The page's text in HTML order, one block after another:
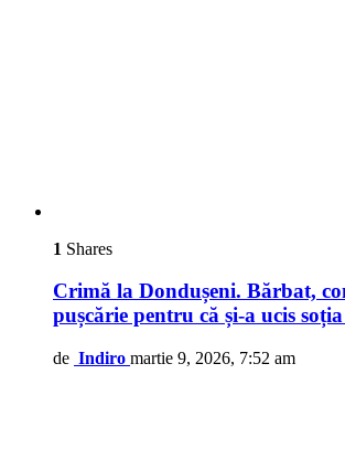
1 Shares
Crimă la Dondușeni. Bărbat,
pușcărie pentru că și-a ucis
de Indiro martie 9, 2026, 7:52 am